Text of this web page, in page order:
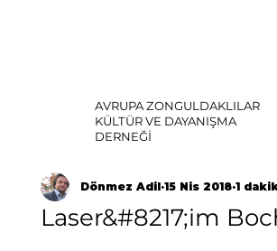
AVRUPA ZONGULDAKLILAR
KÜLTÜR VE DAYANIŞMA
DERNEĞİ
Laser&#8217;im
Dönmez Adil 15 Nis 2018 1